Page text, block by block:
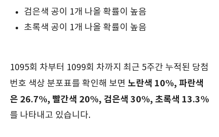
검은색 공이 1개 나올 확률이 높음
초록색 공이 1개 나올 확률이 높음
1095회 차부터 1099회 차까지 최근 5주간 누적된 당첨
번호 색상 분포표를 확인해 보면 노란색 10%, 파란색
은 26.7%, 빨간색 20%, 검은색 30%, 초록색 13.3%
를 나타내고 있습니다.